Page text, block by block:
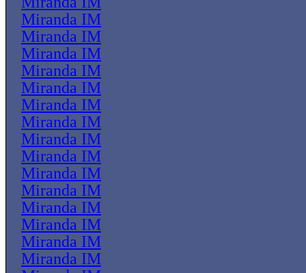
Miranda IM
Miranda IM
Miranda IM
Miranda IM
Miranda IM
Miranda IM
Miranda IM
Miranda IM
Miranda IM
Miranda IM
Miranda IM
Miranda IM
Miranda IM
Miranda IM
Miranda IM